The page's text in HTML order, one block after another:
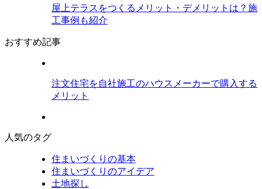
屋上テラスをつくるメリット・デメリットは？施
工事例も紹介
おすすめ記事
注文住宅を自社施工のハウスメーカーで購入する
メリット
人気のタグ
住まいづくりの基本
住まいづくりのアイデア
土地探し